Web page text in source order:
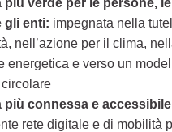
gli enti: impegnata nella
nell’azione per il clima,
energetica e verso un
più connessa e accessibile
rete digitale e di mobilità